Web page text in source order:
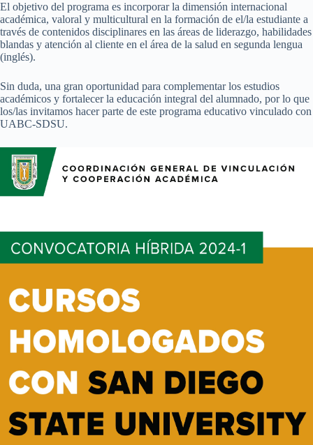
El objetivo del programa es incorporar la dimensión internacional
académica, valoral y multicultural en la formación de el/la estudiante a
través de contenidos disciplinares en las áreas de liderazgo, habilidades
blandas y atención al cliente en el área de la salud en segunda lengua
(inglés).
Sin duda, una gran oportunidad para complementar los estudios
académicos y fortalecer la educación integral del alumnado, por lo que
los/las invitamos hacer parte de este programa educativo vinculado con
UABC-SDSU.